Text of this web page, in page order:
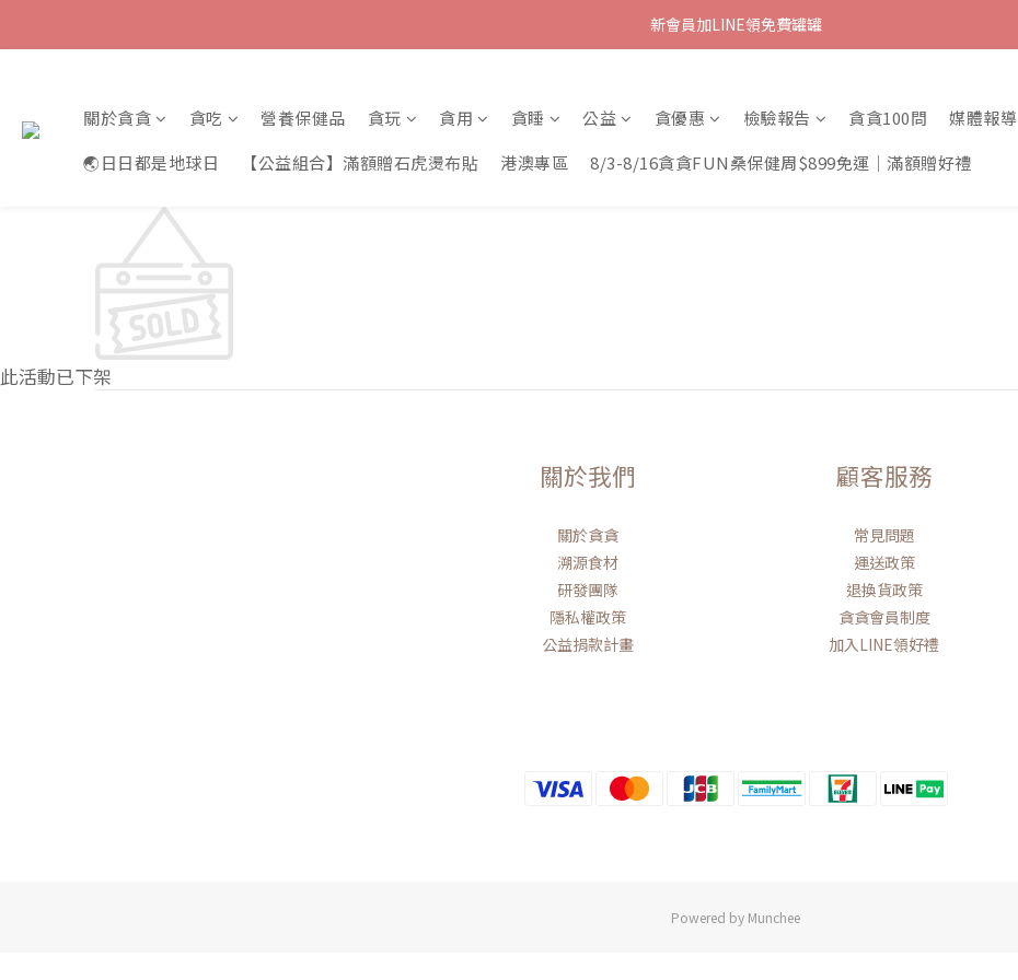
新會員加LINE領免費罐罐
關於貪貪 貪吃 營養保健品 貪玩 貪用 貪睡 公益 貪優惠 檢驗報告 貪貪100問
媒體報導
🌏日日都是地球日
【公益組合】滿額贈石虎燙布貼 港澳專區 8/3-8/16貪貪FUN桑保健周$899免運｜滿額贈好禮
此活動已下架
關於我們
關於貪貪
溯源食材
研發團隊
隱私權政策
公益捐款計畫
顧客服務
常見問題
運送政策
退換貨政策
貪貪會員制度
加入LINE領好禮
Powered by Munchee